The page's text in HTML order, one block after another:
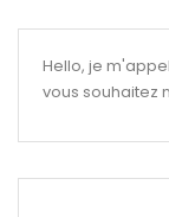
Hello, je
vous souhaitez